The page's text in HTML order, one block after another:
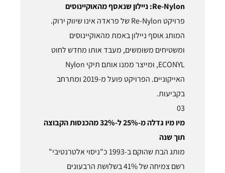
Re-Nylon: ניילון שנאסף מהאוקיינוסים
פרויקט Re-Nylon של פראדה אינו שיווק ירוק.
המותג אוסף ניילון באמת מהאוקיינוסים
ומשטיחים משומשים, מעבד אותו מחדש לחוט
ECONYL, ומייצר ממנו אותם תיקי Nylon
האייקוניים. הפרויקט פועל מ-2019 ומתרחב
בקביעות.
03
מיו מיו גדלה מ-25% ל-32% מהכנסות הקבוצה
תוך שנה
מותג הבת שהוקם ב-1993 כ"ניסוי אלטרנטיבי"
רשם צמיחה של 41% בשלושת הרבעונים